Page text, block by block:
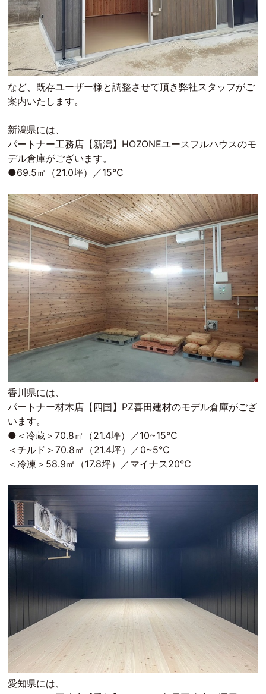
など、既存ユーザー様と調整させて頂き弊社スタッフがご
案内いたします。
新潟県には、
パートナー工務店【新潟】HOZONEユースフルハウスのモ
デル倉庫がございます。
●69.5㎡（21.0坪）／15℃
香川県には、
パートナー材木店【四国】PZ喜田建材のモデル倉庫がござ
います。
●＜冷蔵＞70.8㎡（21.4坪）／10~15℃
＜チルド＞70.8㎡（21.4坪）／0~5℃
＜冷凍＞58.9㎡（17.8坪）／マイナス20℃
愛知県には、